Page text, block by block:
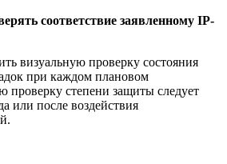
соответствие заявленному IP-
визуальную проверку состояния
при каждом плановом
степени защиты следует
или после воздействия